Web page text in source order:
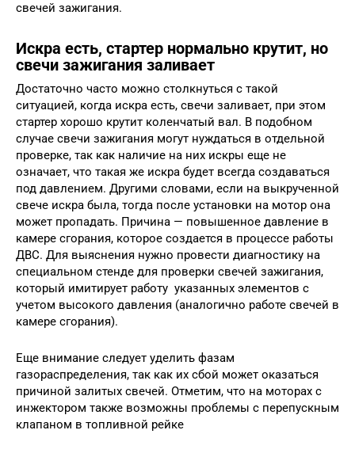
свечей зажигания.
Искра есть, стартер нормально крутит, но
свечи зажигания заливает
Достаточно часто можно столкнуться с такой
ситуацией, когда искра есть, свечи заливает, при этом
стартер хорошо крутит коленчатый вал. В подобном
случае свечи зажигания могут нуждаться в отдельной
проверке, так как наличие на них искры еще не
означает, что такая же искра будет всегда создаваться
под давлением. Другими словами, если на выкрученной
свече искра была, тогда после установки на мотор она
может пропадать. Причина — повышенное давление в
камере сгорания, которое создается в процессе работы
ДВС. Для выяснения нужно провести диагностику на
специальном стенде для проверки свечей зажигания,
который имитирует работу указанных элементов с
учетом высокого давления (аналогично работе свечей в
камере сгорания).
Еще внимание следует уделить фазам
газораспределения, так как их сбой может оказаться
причиной залитых свечей. Отметим, что на моторах с
инжектором также возможны проблемы с перепускным
клапаном в топливной рейке